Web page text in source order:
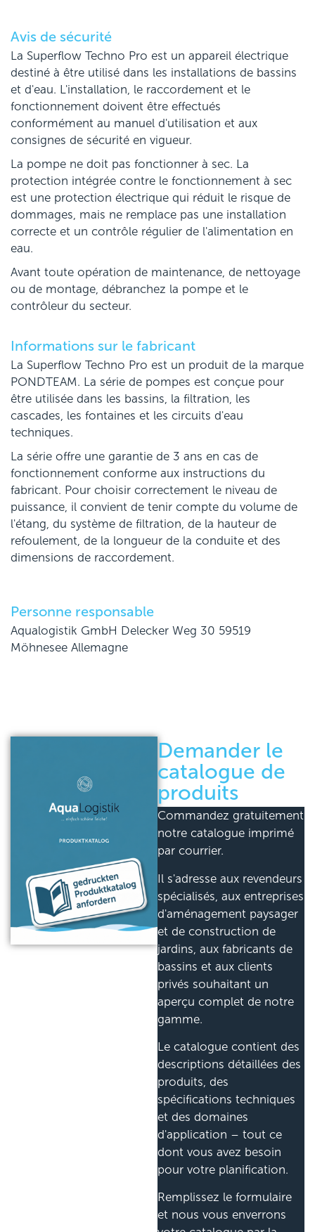
Avis de sécurité
La Superflow Techno Pro est un appareil électrique
destiné à être utilisé dans les installations de bassins
et d'eau. L'installation, le raccordement et le
fonctionnement doivent être effectués
conformément au manuel d'utilisation et aux
consignes de sécurité en vigueur.
La pompe ne doit pas fonctionner à sec. La
protection intégrée contre le fonctionnement à sec
est une protection électrique qui réduit le risque de
dommages, mais ne remplace pas une installation
correcte et un contrôle régulier de l'alimentation en
eau.
Avant toute opération de maintenance, de nettoyage
ou de montage, débranchez la pompe et le
contrôleur du secteur.
Informations sur le fabricant
La Superflow Techno Pro est un produit de la marque
PONDTEAM. La série de pompes est conçue pour
être utilisée dans les bassins, la filtration, les
cascades, les fontaines et les circuits d'eau
techniques.
La série offre une garantie de 3 ans en cas de
fonctionnement conforme aux instructions du
fabricant. Pour choisir correctement le niveau de
puissance, il convient de tenir compte du volume de
l'étang, du système de filtration, de la hauteur de
refoulement, de la longueur de la conduite et des
dimensions de raccordement.
Personne responsable
Aqualogistik GmbH Delecker Weg 30 59519
Möhnesee Allemagne
Demander le
catalogue de
produits
Commandez gratuitement
notre catalogue imprimé
par courrier.
Il s'adresse aux revendeurs
spécialisés, aux entreprises
d'aménagement paysager
et de construction de
jardins, aux fabricants de
bassins et aux clients
privés souhaitant un
aperçu complet de notre
gamme.
Le catalogue contient des
descriptions détaillées des
produits, des
spécifications techniques
et des domaines
d'application – tout ce
dont vous avez besoin
pour votre planification.
Remplissez le formulaire
et nous vous enverrons